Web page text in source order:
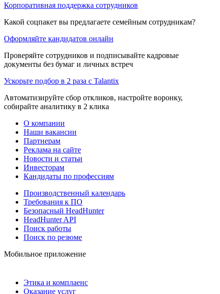
Корпоративная поддержка сотрудников
Какой соцпакет вы предлагаете семейным сотрудникам?
Оформляйте кандидатов онлайн
Проверяйте сотрудников и подписывайте кадровые
документы без бумаг и личных встреч
Ускорьте подбор в 2 раза с Talantix
Автоматизируйте сбор откликов, настройте воронку,
собирайте аналитику в 2 клика
О компании
Наши вакансии
Партнерам
Реклама на сайте
Новости и статьи
Инвесторам
Кандидаты по профессиям
Производственный календарь
Требования к ПО
Безопасный HeadHunter
HeadHunter API
Поиск работы
Поиск по резюме
Мобильное приложение
Этика и комплаенс
Оказание услуг